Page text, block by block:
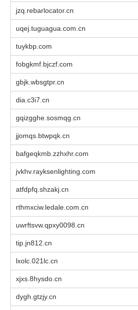
jzq.rebarlocator.cn
uqej.tuguagua.com.cn
tuykbp.com
fobgkmf.bjczf.com
gbjk.wbsgtpr.cn
dia.c3i7.cn
gqizgghe.sosmqg.cn
jjomqs.btwpqk.cn
bafgeqkmb.zzhxhr.com
jvkhv.rayksenlighting.com
atfdpfq.shzakj.cn
rthmxciw.ledale.com.cn
uwrftsvw.qpxy0098.cn
tip.jn812.cn
lxolc.021lc.cn
xjxs.8hysdo.cn
dygh.gtzjy.cn